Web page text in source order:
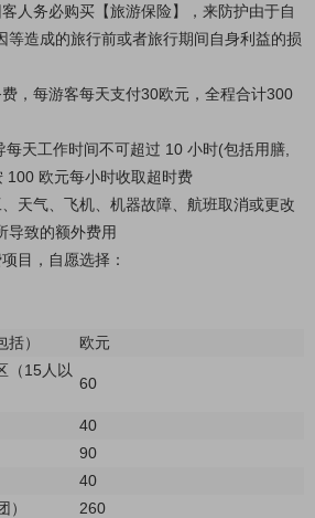
人务必购买【旅游保险】，来防护由于自
等造成的旅行前或者旅行期间自身利益的损
，每游客每天支付30欧元，全程合计300
天工作时间不可超过 10 小时(包括用膳,
100 欧元每小时收取超时费
天气、飞机、机器故障、航班取消或更改
导致的额外费用
目，自愿选择：
）
欧元
（15人以
60
40
90
40
）
260